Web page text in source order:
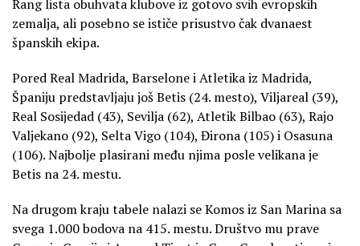
Rang lista obuhvata klubove iz gotovo svih evropskih
zemalja, ali posebno se ističe prisustvo čak dvanaest
španskih ekipa.
Pored Real Madrida, Barselone i Atletika iz Madrida,
Španiju predstavljaju još Betis (24. mesto), Viljareal (39),
Real Sosijedad (43), Sevilja (62), Atletik Bilbao (63), Rajo
Valjekano (92), Selta Vigo (104), Đirona (105) i Osasuna
(106). Najbolje plasirani među njima posle velikana je
Betis na 24. mestu.
Na drugom kraju tabele nalazi se Komos iz San Marina sa
svega 1.000 bodova na 415. mestu. Društvo mu prave